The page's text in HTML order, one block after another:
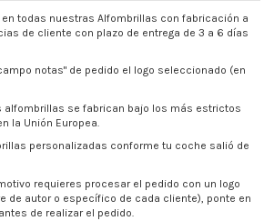
todas nuestras Alfombrillas con fabricación a
de cliente con plazo de entrega de 3 a 6 días
notas" de pedido el logo seleccionado (en
alfombrillas se fabrican bajo los más estrictos
la Unión Europea.
personalizadas conforme tu coche salió de
requieres procesar el pedido con un logo
de autor o específico de cada cliente), ponte en
de realizar el pedido.